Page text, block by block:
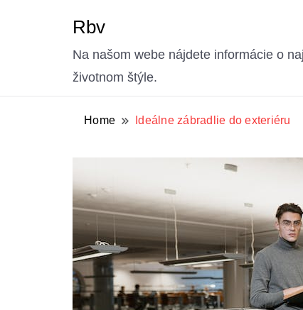
Rbv
Na našom webe nájdete informácie o
životnom štýle.
Home Ideálne zábradlie do exteriéru